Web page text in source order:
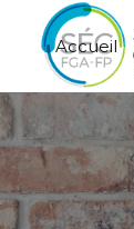
Accueil